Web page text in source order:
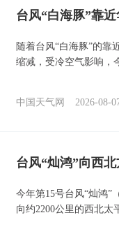
台风“白海豚”靠
随着台风“白海豚”的靠
缩减，受冷空气影响，
中国天气网 2026-08-
台风“灿鸿”向西
今年第15号台风“灿鸿”
向约2200公里的西北太